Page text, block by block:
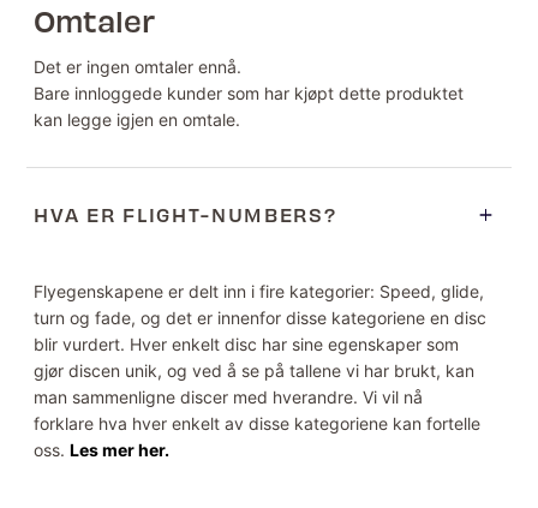
Omtaler
Det er ingen omtaler ennå.
Bare innloggede kunder som har kjøpt dette produktet
kan legge igjen en omtale.
HVA ER FLIGHT-NUMBERS?
Flyegenskapene er delt inn i fire kategorier: Speed, glide,
turn og fade, og det er innenfor disse kategoriene en disc
blir vurdert. Hver enkelt disc har sine egenskaper som
gjør discen unik, og ved å se på tallene vi har brukt, kan
man sammenligne discer med hverandre. Vi vil nå
forklare hva hver enkelt av disse kategoriene kan fortelle
oss.Les mer her.